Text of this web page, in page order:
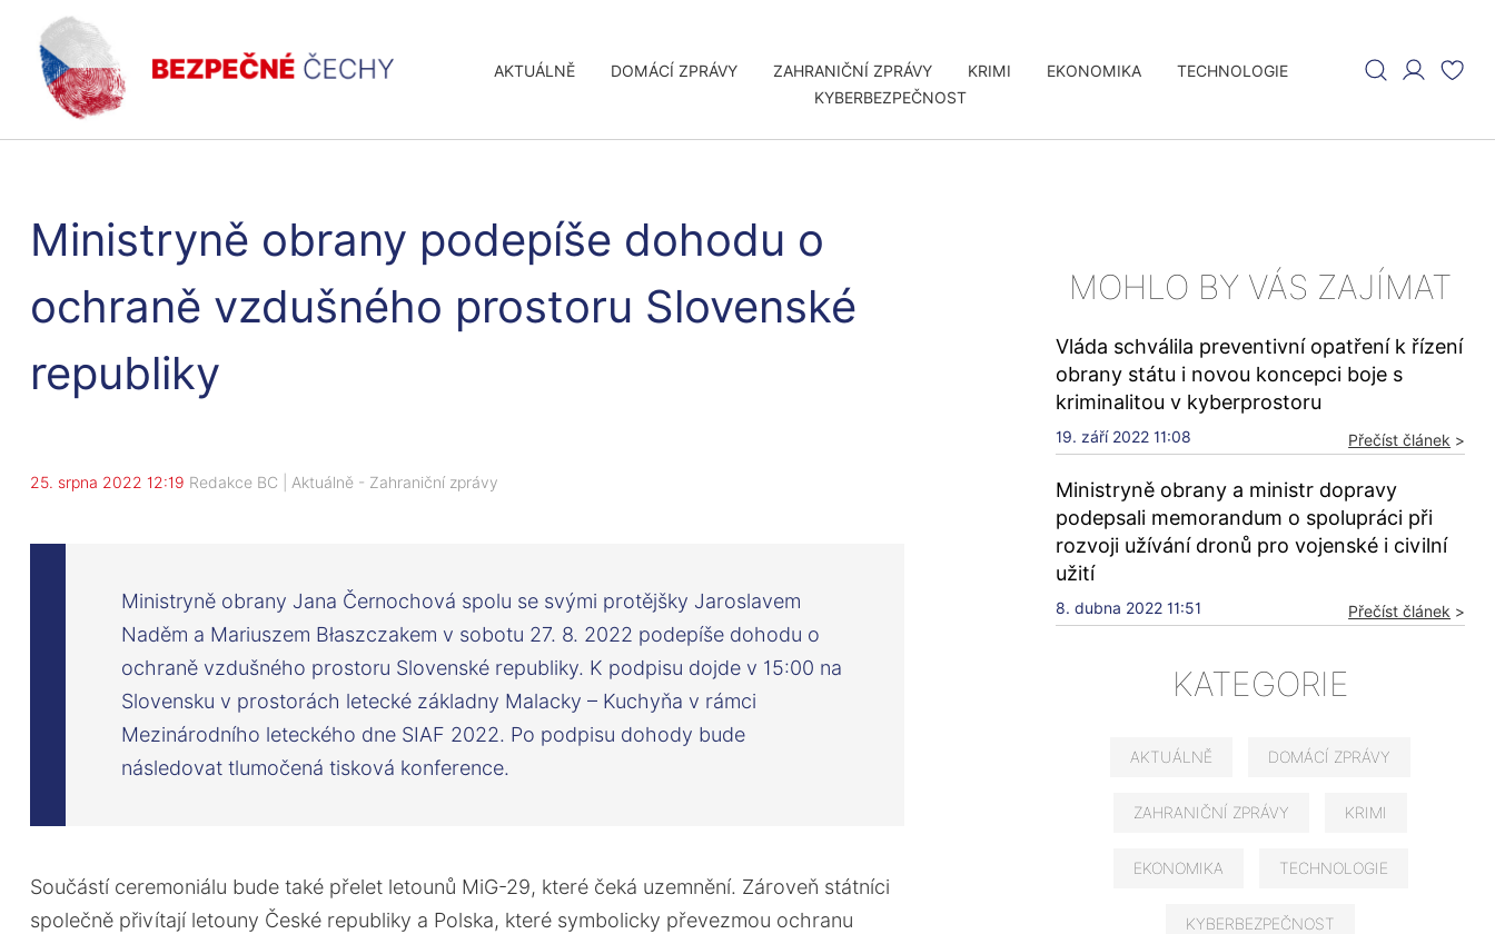
AKTUÁLNĚ DOMÁCÍ ZPRÁVY ZAHRANIČNÍ ZPRÁVY KRIMI EKONOMIKA
TECHNOLOGIE
KYBERBEZPEČNOST
Ministryně obrany podepíše dohodu o
ochraně vzdušného prostoru Slovenské
republiky
25. srpna 2022 12:19 Redakce BC Aktuálně- Zahraniční zprávy
Ministryně obrany Jana Černochová spolu se svými protějšky Jaroslavem
Naděm a Mariuszem Błaszczakem v sobotu 27. 8. 2022 podepíše dohodu o
ochraně vzdušného prostoru Slovenské republiky. K podpisu dojde v 15:00 na
Slovensku v prostorách letecké základny Malacky – Kuchyňa v rámci
Mezinárodního leteckého dne SIAF 2022. Po podpisu dohody bude
následovat tlumočená tisková konference.
Součástí ceremoniálu bude také přelet letounů MiG-29, které čeká uzemnění. Zároveň státníci
společně přivítají letouny České republiky a Polska, které symbolicky převezmou ochranu
MOHLO BY VÁS ZAJÍMAT
Vláda schválila preventivní opatření k řízení
obrany státu i novou koncepci boje s
kriminalitou v kyberprostoru
19. září 2022 11:08 Přečíst článek >
Ministryně obrany a ministr dopravy
podepsali memorandum o spolupráci při
rozvoji užívání dronů pro vojenské i civilní
užití
8. dubna 2022 11:51 Přečíst článek >
KATEGORIE
AKTUÁLNĚ DOMÁCÍ ZPRÁVY
ZAHRANIČNÍ ZPRÁVY KRIMI
EKONOMIKA TECHNOLOGIE
KYBERBEZPEČNOST